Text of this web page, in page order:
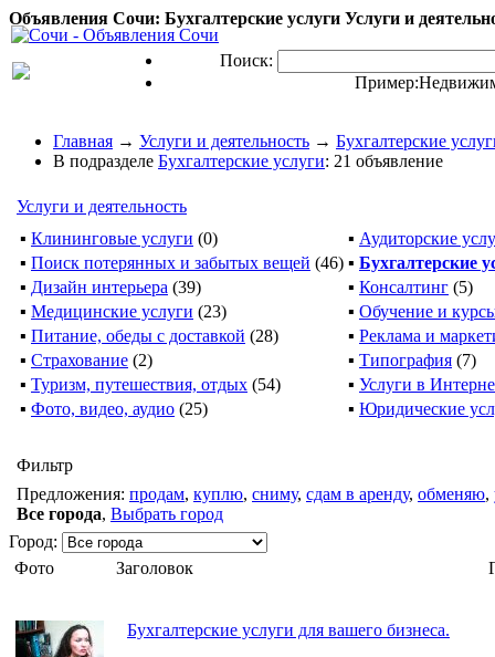
Объявления Сочи: Бухгалтерские услуги Услуги и
Поиск:
Пример:
Главная → Услуги и деятельность → Бухгалтерские
В подразделе Бухгалтерские услуги: 21 объявление
Услуги и деятельность
▪ Клининговые услуги (0) ▪ Аудиторские
▪ Поиск потерянных и забытых вещей (46) ▪ Бухгалтерские
▪ Дизайн интерьера (39) ▪ Консалтинг (5)
▪ Медицинские услуги (23) ▪ Обучение и
▪ Питание, обеды с доставкой (28) ▪ Реклама и
▪ Страхование (2) ▪ Типография (7)
▪ Туризм, путешествия, отдых (54) ▪ Услуги в
▪ Фото, видео, аудио (25) ▪ Юридические
Фильтр
Предложения: продам, куплю, сниму, сдам в аренду, обменяю,
Все города, Выбрать город
Город:
Фото
Заголовок
Бухгалтерские услуги для вашего бизнеса.